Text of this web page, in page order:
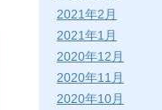
2021年2月
2021年1月
2020年12月
2020年11月
2020年10月